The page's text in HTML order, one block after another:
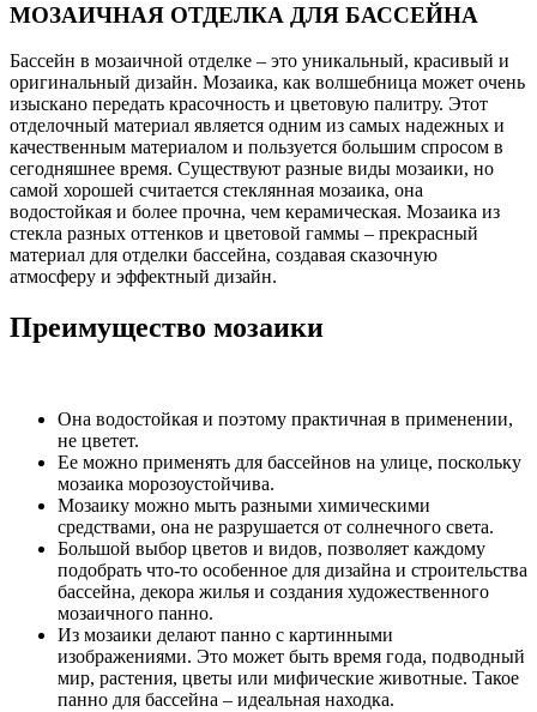
МОЗАИЧНАЯ ОТДЕЛКА ДЛЯ БАССЕЙНА
Бассейн в мозаичной отделке – это уникальный, красивый и
оригинальный дизайн. Мозаика, как волшебница может очень
изыскано передать красочность и цветовую палитру. Этот
отделочный материал является одним из самых надежных и
качественным материалом и пользуется большим спросом в
сегодняшнее время. Существуют разные виды мозаики, но
самой хорошей считается стеклянная мозаика, она
водостойкая и более прочна, чем керамическая. Мозаика из
стекла разных оттенков и цветовой гаммы – прекрасный
материал для отделки бассейна, создавая сказочную
атмосферу и эффектный дизайн.
Преимущество мозаики
Она водостойкая и поэтому практичная в применении,
не цветет.
Ее можно применять для бассейнов на улице, поскольку
мозаика морозоустойчива.
Мозаику можно мыть разными химическими
средствами, она не разрушается от солнечного света.
Большой выбор цветов и видов, позволяет каждому
подобрать что-то особенное для дизайна и строительства
бассейна, декора жилья и создания художественного
мозаичного панно.
Из мозаики делают панно с картинными
изображениями. Это может быть время года, подводный
мир, растения, цветы или мифические животные. Такое
панно для бассейна – идеальная находка.